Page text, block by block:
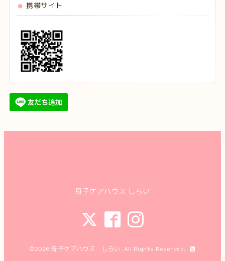
携帯サイト
母子ケアハウス しらい
©2026母子ケアハウス しらい. All Rights Reserved.